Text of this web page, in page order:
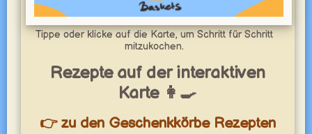
Tippe oder klicke auf die Karte, um Schritt für Schritt
mitzukochen.
Rezepte auf der interaktiven
Karte 👩‍🍳
👉 zu den Geschenkkörbe Rezepten